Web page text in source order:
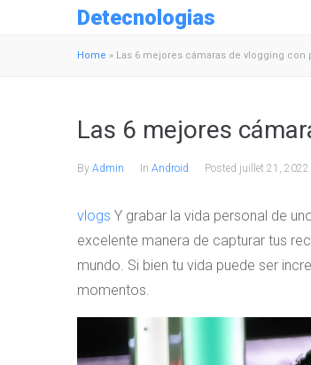
Detecnologias
Home » Las 6 mejores cámaras de vlogging con
Las 6 mejores
By Admin In Android Posted juillet 21, 2022
vlogs Y grabar la vida personal de
excelente manera de capturar tus
mundo. Si bien tu vida puede ser
momentos.